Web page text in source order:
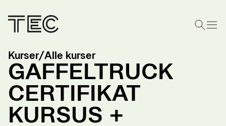
Kurser/Alle kurser
GAFFELTRUCK
CERTIFIKAT
KURSUS +